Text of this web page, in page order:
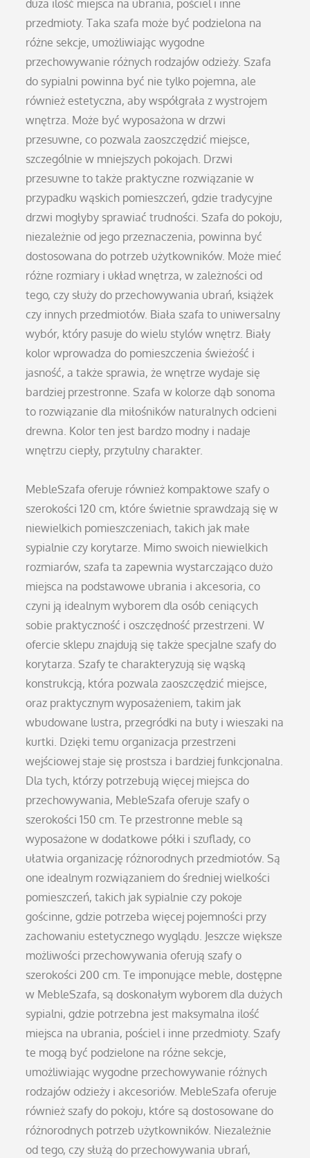
duża ilość miejsca na ubrania, pościel i inne
przedmioty. Taka szafa może być podzielona na
różne sekcje, umożliwiając wygodne
przechowywanie różnych rodzajów odzieży. Szafa
do sypialni powinna być nie tylko pojemna, ale
również estetyczna, aby współgrała z wystrojem
wnętrza. Może być wyposażona w drzwi
przesuwne, co pozwala zaoszczędzić miejsce,
szczególnie w mniejszych pokojach. Drzwi
przesuwne to także praktyczne rozwiązanie w
przypadku wąskich pomieszczeń, gdzie tradycyjne
drzwi mogłyby sprawiać trudności. Szafa do pokoju,
niezależnie od jego przeznaczenia, powinna być
dostosowana do potrzeb użytkowników. Może mieć
różne rozmiary i układ wnętrza, w zależności od
tego, czy służy do przechowywania ubrań, książek
czy innych przedmiotów. Biała szafa to uniwersalny
wybór, który pasuje do wielu stylów wnętrz. Biały
kolor wprowadza do pomieszczenia świeżość i
jasność, a także sprawia, że wnętrze wydaje się
bardziej przestronne. Szafa w kolorze dąb sonoma
to rozwiązanie dla miłośników naturalnych odcieni
drewna. Kolor ten jest bardzo modny i nadaje
wnętrzu ciepły, przytulny charakter.
MebleSzafa oferuje również kompaktowe szafy o
szerokości 120 cm, które świetnie sprawdzają się w
niewielkich pomieszczeniach, takich jak małe
sypialnie czy korytarze. Mimo swoich niewielkich
rozmiarów, szafa ta zapewnia wystarczająco dużo
miejsca na podstawowe ubrania i akcesoria, co
czyni ją idealnym wyborem dla osób ceniących
sobie praktyczność i oszczędność przestrzeni. W
ofercie sklepu znajdują się także specjalne szafy do
korytarza. Szafy te charakteryzują się wąską
konstrukcją, która pozwala zaoszczędzić miejsce,
oraz praktycznym wyposażeniem, takim jak
wbudowane lustra, przegródki na buty i wieszaki na
kurtki. Dzięki temu organizacja przestrzeni
wejściowej staje się prostsza i bardziej funkcjonalna.
Dla tych, którzy potrzebują więcej miejsca do
przechowywania, MebleSzafa oferuje szafy o
szerokości 150 cm. Te przestronne meble są
wyposażone w dodatkowe półki i szuflady, co
ułatwia organizację różnorodnych przedmiotów. Są
one idealnym rozwiązaniem do średniej wielkości
pomieszczeń, takich jak sypialnie czy pokoje
gościnne, gdzie potrzeba więcej pojemności przy
zachowaniu estetycznego wyglądu. Jeszcze większe
możliwości przechowywania oferują szafy o
szerokości 200 cm. Te imponujące meble, dostępne
w MebleSzafa, są doskonałym wyborem dla dużych
sypialni, gdzie potrzebna jest maksymalna ilość
miejsca na ubrania, pościel i inne przedmioty. Szafy
te mogą być podzielone na różne sekcje,
umożliwiając wygodne przechowywanie różnych
rodzajów odzieży i akcesoriów. MebleSzafa oferuje
również szafy do pokoju, które są dostosowane do
różnorodnych potrzeb użytkowników. Niezależnie
od tego, czy służą do przechowywania ubrań,